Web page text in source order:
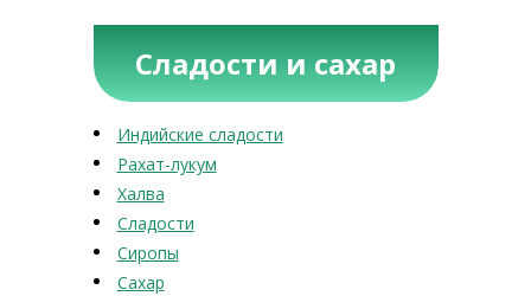
Сладости и сахар
Индийские сладости
Рахат-лукум
Халва
Сладости
Сиропы
Сахар